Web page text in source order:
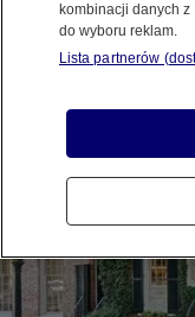
Udostępnij
kombinacji danych
do wyboru reklam.
Lista partnerów